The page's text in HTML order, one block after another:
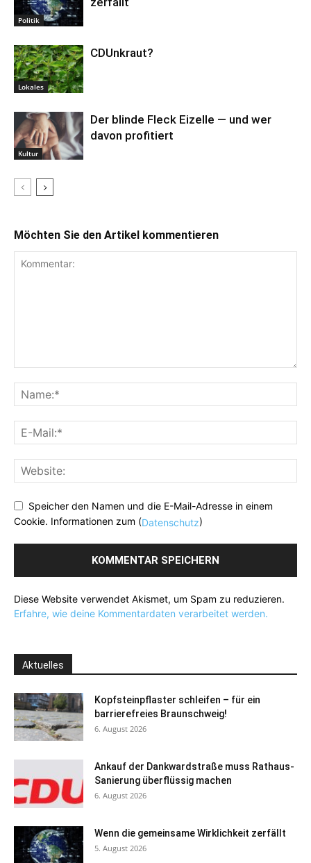
Politik
Lokales
CDUnkraut?
Kultur
Der blinde Fleck Eizelle — und wer
davon profitiert
Möchten Sie den Artikel kommentieren
Speicher den Namen und die E-Mail-Adresse in einem
Cookie. Informationen zum (Datenschutz)
Diese Website verwendet Akismet, um Spam zu reduzieren.
Erfahre, wie deine Kommentardaten verarbeitet werden.
Aktuelles
Kopfsteinpflaster schleifen – für ein
barrierefreies Braunschweig!
6. August 2026
Ankauf der Dankwardstraße muss Rathaus-
Sanierung überflüssig machen
6. August 2026
Wenn die gemeinsame Wirklichkeit zerfällt
5. August 2026